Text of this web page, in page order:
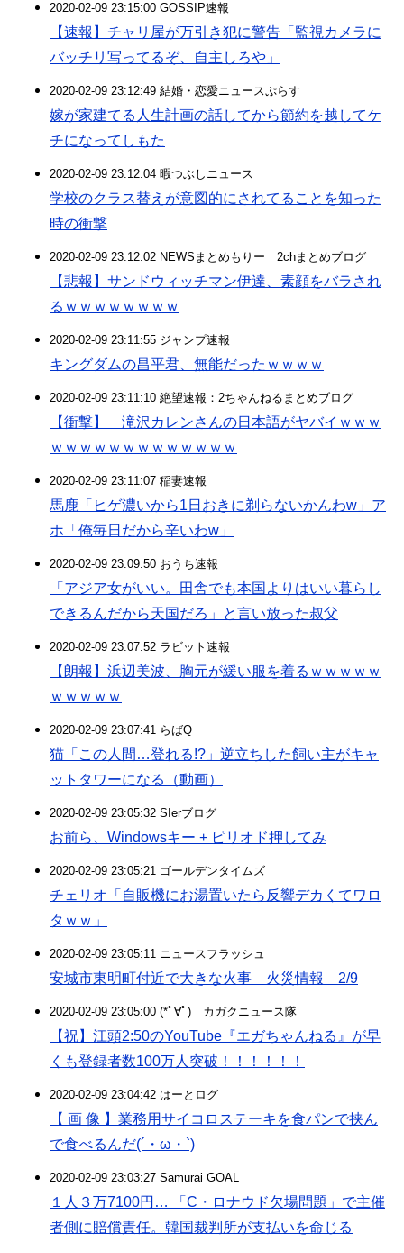
2020-02-09 23:15:00 GOSSIP速報
【速報】チャリ屋が万引き犯に警告「監視カメラに
バッチリ写ってるぞ、自主しろや」
2020-02-09 23:12:49 結婚・恋愛ニュースぷらす
嫁が家建てる人生計画の話してから節約を越してケ
チになってしもた
2020-02-09 23:12:04 暇つぶしニュース
学校のクラス替えが意図的にされてることを知った
時の衝撃
2020-02-09 23:12:02 NEWSまとめもりー｜2chまとめブログ
【悲報】サンドウィッチマン伊達、素顔をバラされ
るｗｗｗｗｗｗｗｗ
2020-02-09 23:11:55 ジャンプ速報
キングダムの昌平君、無能だったｗｗｗｗ
2020-02-09 23:11:10 絶望速報：2ちゃんねるまとめブログ
【衝撃】 滝沢カレンさんの日本語がヤバイｗｗｗ
ｗｗｗｗｗｗｗｗｗｗｗｗｗ
2020-02-09 23:11:07 稲妻速報
馬鹿「ヒゲ濃いから1日おきに剃らないかんわw」ア
ホ「俺毎日だから辛いわw」
2020-02-09 23:09:50 おうち速報
「アジア女がいい。田舎でも本国よりはいい暮らし
できるんだから天国だろ」と言い放った叔父
2020-02-09 23:07:52 ラビット速報
【朗報】浜辺美波、胸元が緩い服を着るｗｗｗｗｗ
ｗｗｗｗｗ
2020-02-09 23:07:41 らばQ
猫「この人間…登れる!?」逆立ちした飼い主がキャ
ットタワーになる（動画）
2020-02-09 23:05:32 SIerブログ
お前ら、Windowsキー + ピリオド押してみ
2020-02-09 23:05:21 ゴールデンタイムズ
チェリオ「自販機にお湯置いたら反響デカくてワロ
タｗｗ」
2020-02-09 23:05:11 ニュースフラッシュ
安城市東明町付近で大きな火事 火災情報 2/9
2020-02-09 23:05:00 (*ﾟ∀ﾟ)ゞカガクニュース隊
【祝】江頭2:50のYouTube『エガちゃんねる』が早
くも登録者数100万人突破！！！！！！
2020-02-09 23:04:42 はーとログ
【 画 像 】業務用サイコロステーキを食パンで挟ん
で食べるんだ(´・ω・`)
2020-02-09 23:03:27 Samurai GOAL
１人３万7100円… 「C・ロナウド欠場問題」で主催
者側に賠償責任。韓国裁判所が支払いを命じる